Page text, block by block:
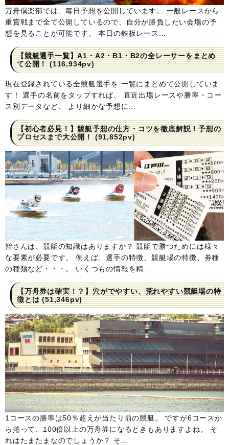
万舟倶楽部では、毎日予想を公開しています。 一般レースから
重賞戦まで全て公開しているので、自分が勝負したい会場の予
想を見ることが可能です。 本日の鉄板レース...
【競艇選手一覧】A1・A2・B1・B2の全レーサーをまとめ
て公開！(116,934pv)
現在登録されている全競艇選手を 一覧にまとめて公開していま
す！ 選手の名前をタップすれば、 直近出場レースや勝率・コー
ス別データなど、 より細かな予想に...
【初心者必見！】競艇予想の仕方・コツを徹底解説！予想の
プロセスまで大公開！(91,852pv)
皆さんは、競艇の知識はありますか？ 競艇で勝つためには様々
な要素が必要です。 例えば、選手の特徴、競艇場の特徴、券種
の種類など・・・。 いくつもの情報を精...
【万舟券は確実！？】穴がでやすい、荒れやすい競艇場の特
徴とは(51,346pv)
1コースの勝率は50％超えが当たり前の競艇。 ですが6コースか
ら捲って、100倍以上の万舟券になるときもありますよね。 そ
れはたまたまなのでしょうか？ そ...